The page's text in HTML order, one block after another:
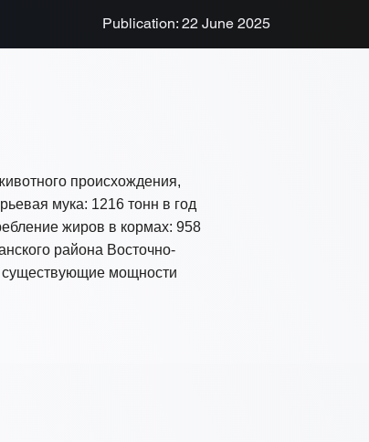
Publication: 22 June 2025
происхождения,
мука: 1216 тонн в год
жиров в кормах: 958
района Восточно-
существующие мощности